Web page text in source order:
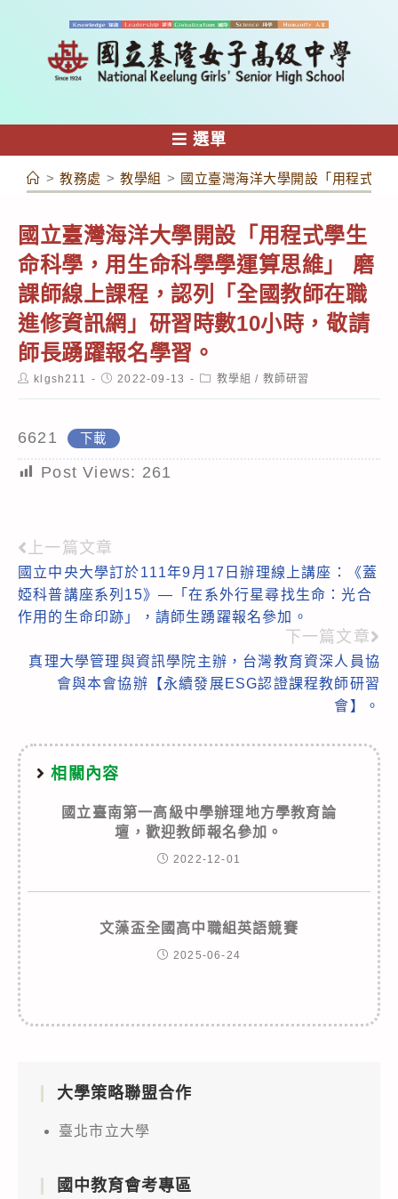
容
選單
> 教務處 > 教學組 > 國立臺灣海洋大學開設「用程式學
國立臺灣海洋大學開設「用程式學生
命科學，用生命科學學運算思維」 磨
課師線上課程，認列「全國教師在職
進修資訊網」研習時數10小時，敬請
師長踴躍報名學習。
Postklgsh211
Post2022-09-13
Post教學組 / 教師研習
6621 下載
Post Views: 261
Read
more
articles
上一篇文章
國立中央大學訂於111年9月17日辦理線上講座：《蓋
婭科普講座系列15》—「在系外行星尋找生命：光合
作用的生命印跡」，請師生踴躍報名參加。
下一篇文章
真理大學管理與資訊學院主辦，台灣教育資深人員協
會與本會協辦【永續發展ESG認證課程教師研習
會】。
相關內容
國立臺南第一高級中學辦理地方學教育論
壇，歡迎教師報名參加。
2022-12-01
文藻盃全國高中職組英語競賽
2025-06-24
大學策略聯盟合作
臺北市立大學
國中教育會考專區